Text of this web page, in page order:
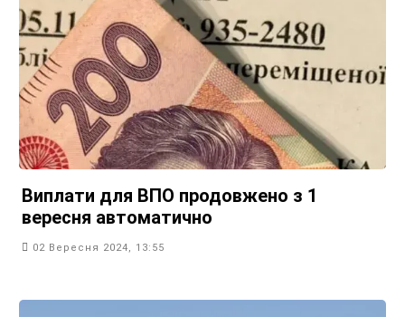
Виплати для ВПО продовжено з 1
вересня автоматично
02 Вересня 2024, 13:55